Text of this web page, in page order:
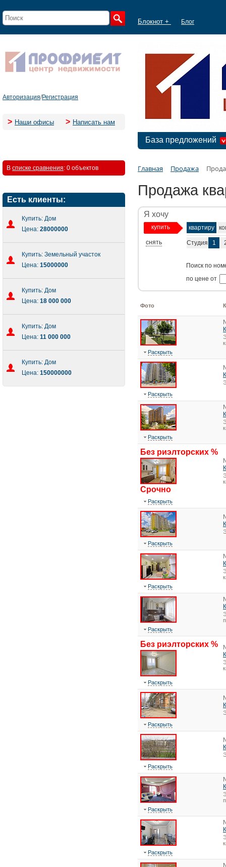
Блокнот + Блог
Авторизация/Регистрация
> Наши офисы > Написать нам
База предложений
В списке сравнения: 0 объектов
Есть клиенты:
Купить: Дом
Цена: 28000000
Купить: Земельный участок
Цена: 15000000
Купить: Дом
Цена: 18 000 000
Купить: Дом
Цена: 11 000 000
Купить: Дом
Цена: 150000000
Главная Продажа
Продажа
Я хочу
купить
снять
квартиру
Студия 1
Поиск по
по цене от
Фото
Раскрыть
Раскрыть
Раскрыть
Без риэлторских %
Срочно
Раскрыть
Раскрыть
Раскрыть
Раскрыть
Без риэлторских %
Раскрыть
Раскрыть
Раскрыть
Раскрыть
Раскрыть